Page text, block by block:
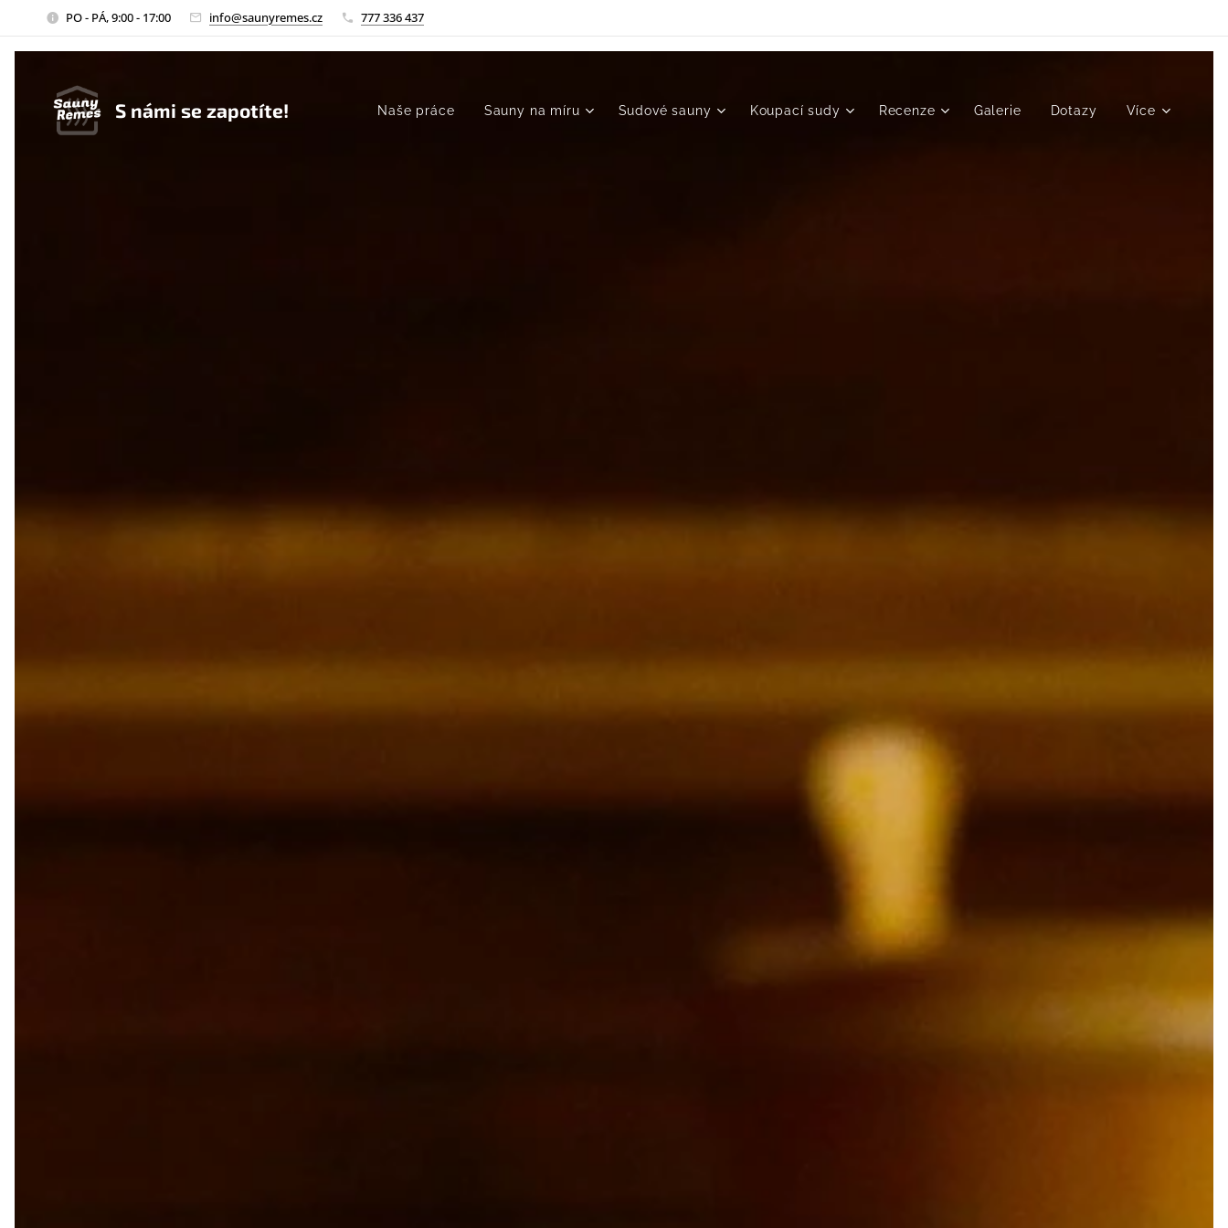
PO - PÁ, 9:00 - 17:00 info@saunyremes.cz 777 336 437
S námi se zapotíte! Naše práce Sauny na míru Sudové sauny Koupací sudy Recenze Galerie Dotazy Více